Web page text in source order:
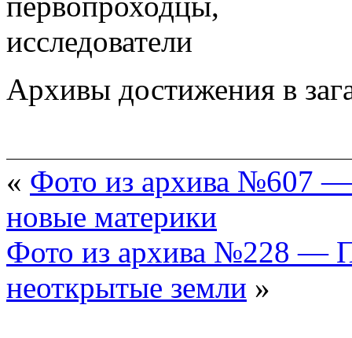
Архивы достижения в
« Фото из архива №607 —
новые материки
Фото из архива №228 —
неоткрытые земли »